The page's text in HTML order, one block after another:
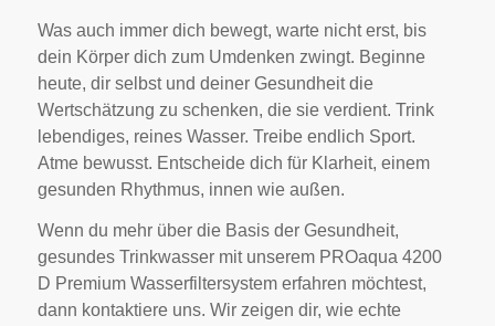
Was auch immer dich bewegt, warte nicht erst, bis
dein Körper dich zum Umdenken zwingt. Beginne
heute, dir selbst und deiner Gesundheit die
Wertschätzung zu schenken, die sie verdient. Trink
lebendiges, reines Wasser. Treibe endlich Sport.
Atme bewusst. Entscheide dich für Klarheit, einem
gesunden Rhythmus, innen wie außen.
Wenn du mehr über die Basis der Gesundheit,
gesundes Trinkwasser mit unserem PROaqua 4200
D Premium Wasserfiltersystem erfahren möchtest,
dann kontaktiere uns. Wir zeigen dir, wie echte